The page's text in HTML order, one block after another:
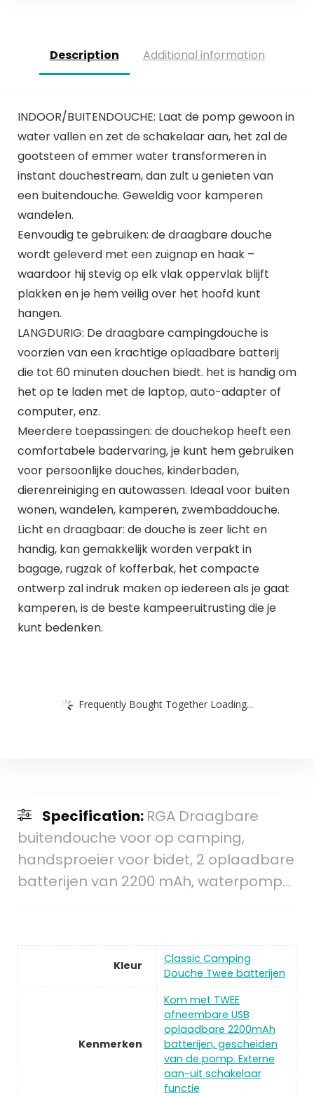
Description Additional information
INDOOR/BUITENDOUCHE: Laat de pomp gewoon in
water vallen en zet de schakelaar aan, het zal de
gootsteen of emmer water transformeren in
instant douchestream, dan zult u genieten van
een buitendouche. Geweldig voor kamperen
wandelen.
Eenvoudig te gebruiken: de draagbare douche
wordt geleverd met een zuignap en haak –
waardoor hij stevig op elk vlak oppervlak blijft
plakken en je hem veilig over het hoofd kunt
hangen.
LANGDURIG: De draagbare campingdouche is
voorzien van een krachtige oplaadbare batterij
die tot 60 minuten douchen biedt. het is handig om
het op te laden met de laptop, auto-adapter of
computer, enz.
Meerdere toepassingen: de douchekop heeft een
comfortabele badervaring, je kunt hem gebruiken
voor persoonlijke douches, kinderbaden,
dierenreiniging en autowassen. Ideaal voor buiten
wonen, wandelen, kamperen, zwembaddouche.
Licht en draagbaar: de douche is zeer licht en
handig, kan gemakkelijk worden verpakt in
bagage, rugzak of kofferbak, het compacte
ontwerp zal indruk maken op iedereen als je gaat
kamperen, is de beste kampeeruitrusting die je
kunt bedenken.
Frequently Bought Together Loading...
Specification: RGA Draagbare
buitendouche voor op camping,
handsproeier voor bidet, 2 oplaadbare
batterijen van 2200 mAh, waterpomp…
Kleur
Classic Camping
Douche Twee batterijen
Kenmerken
Kom met TWEE
afneembare USB
oplaadbare 2200mAh
batterijen, gescheiden
van de pomp. Externe
aan-uit schakelaar
functie